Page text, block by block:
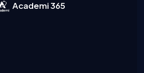
Academi 365